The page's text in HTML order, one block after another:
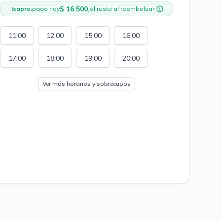
Isapre:paga hoy$ 16.500,el resto al reembolsar
11:00 12:00 15:00 16:00
17:00 18:00 19:00 20:00
Ver más horarios y sobrecupos